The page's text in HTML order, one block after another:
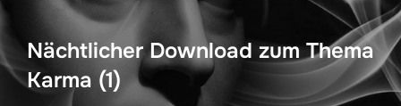
Nächtlicher Download zum Thema
Karma (1)